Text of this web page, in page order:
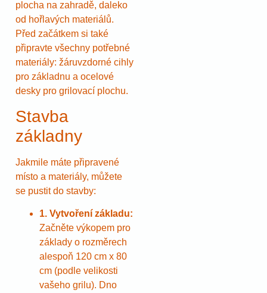
plocha na zahradě, daleko
od hořlavých materiálů.
Před začátkem si také
připravte všechny potřebné
materiály: žáruvzdorné cihly
pro základnu a ocelové
desky pro grilovací plochu.
Stavba
základny
Jakmile máte připravené
místo a materiály, můžete
se pustit do stavby:
1. Vytvoření základu:
Začněte výkopem pro
základy o rozměrech
alespoň 120 cm x 80
cm (podle velikosti
vašeho grilu). Dno